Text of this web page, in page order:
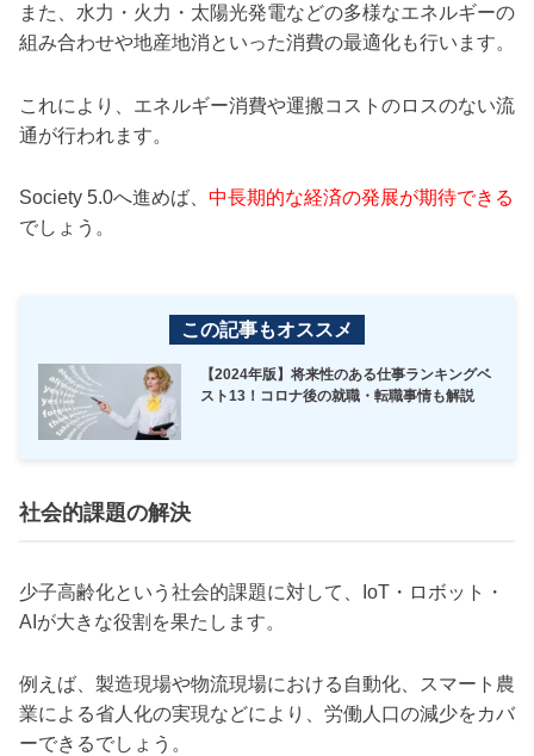
また、水力・火力・太陽光発電などの多様なエネルギーの
組み合わせや地産地消といった消費の最適化も行います。
これにより、エネルギー消費や運搬コストのロスのない流
通が行われます。
Society 5.0へ進めば、 中長期的な経済の発展が期待できる
でしょう。
この記事もオススメ
【2024年版】将来性のある仕事ランキングベ
スト13！コロナ後の就職・転職事情も解説
社会的課題の解決
少子高齢化という社会的課題に対して、IoT・ロボット・
AIが大きな役割を果たします。
例えば、製造現場や物流現場における自動化、スマート農
業による省人化の実現などにより、労働人口の減少をカバ
ーできるでしょう。